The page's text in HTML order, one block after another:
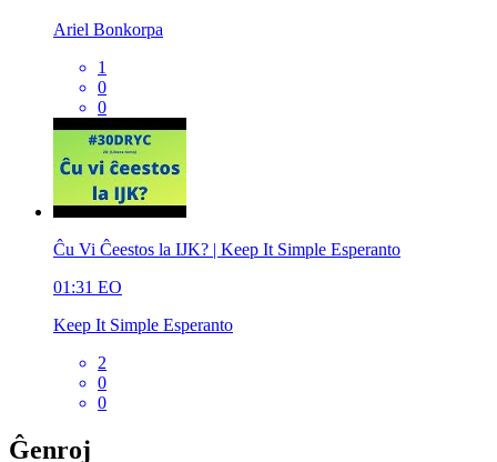
Ariel Bonkorpa
1
0
0
Ĉu Vi Ĉeestos la IJK? | Keep It Simple Esperanto
01:31 EO
Keep It Simple Esperanto
2
0
0
Ĝenroj